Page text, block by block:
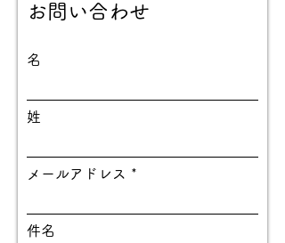
お問い合わせ
名
姓
メールアドレス
件名